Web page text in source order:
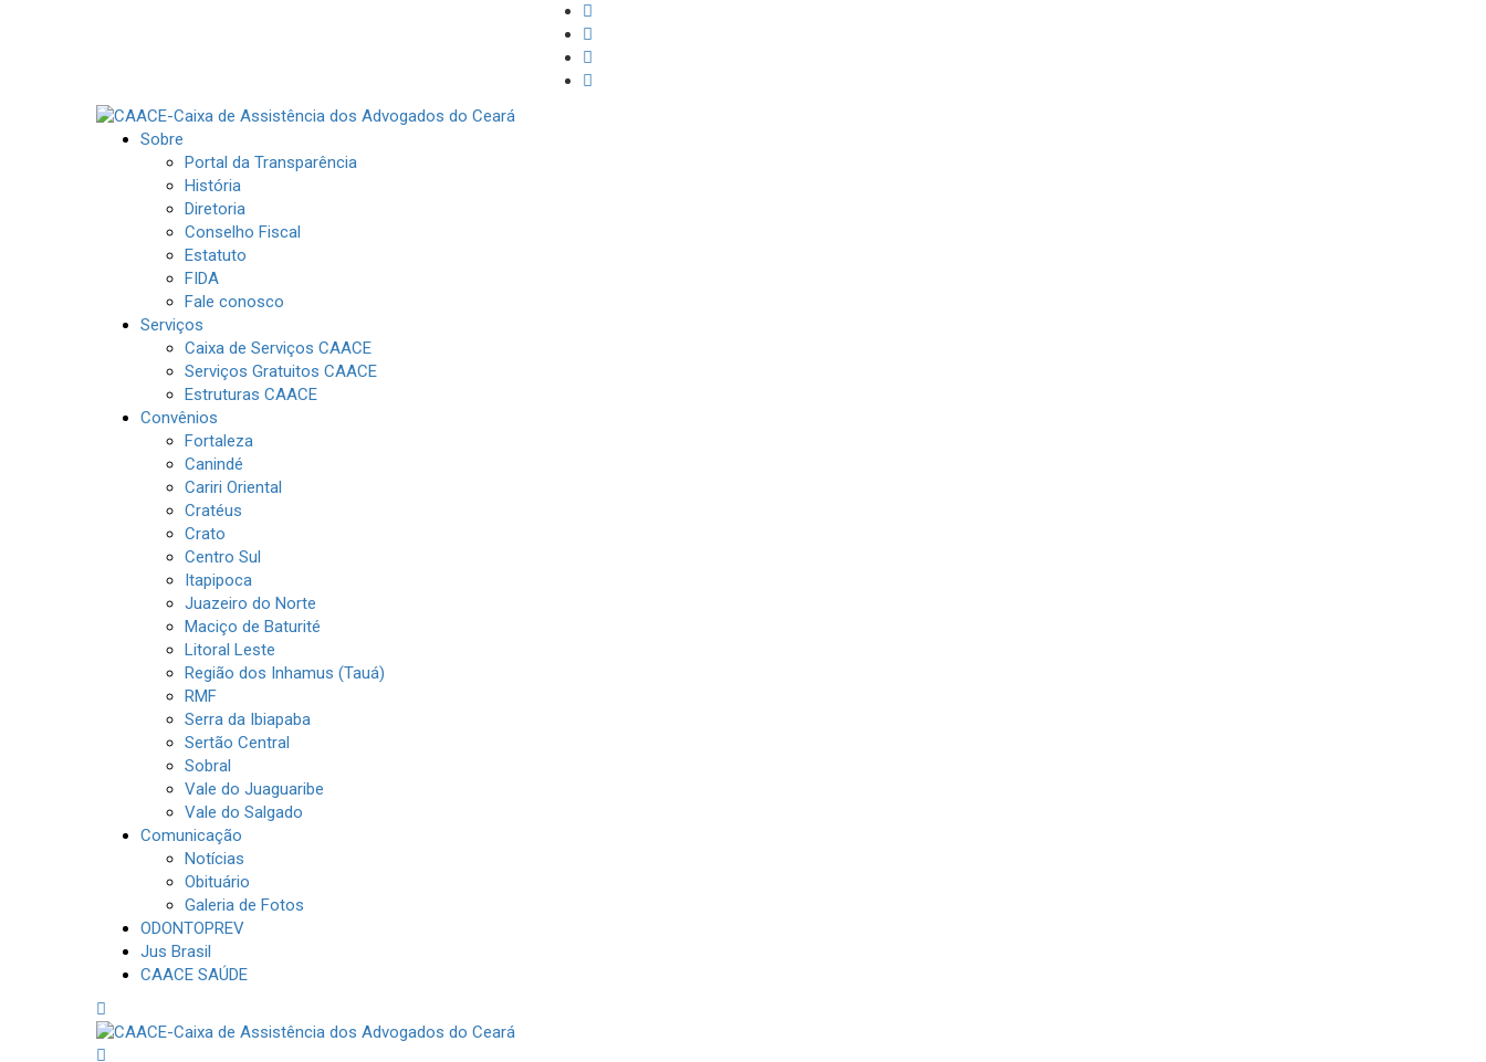
Sobre
Portal da Transparência
História
Diretoria
Conselho Fiscal
Estatuto
FIDA
Fale conosco
Serviços
Caixa de Serviços CAACE
Serviços Gratuitos CAACE
Estruturas CAACE
Convênios
Fortaleza
Canindé
Cariri Oriental
Cratéus
Crato
Centro Sul
Itapipoca
Juazeiro do Norte
Maciço de Baturité
Litoral Leste
Região dos Inhamus (Tauá)
RMF
Serra da Ibiapaba
Sertão Central
Sobral
Vale do Juaguaribe
Vale do Salgado
Comunicação
Notícias
Obituário
Galeria de Fotos
ODONTOPREV
Jus Brasil
CAACE SAÚDE